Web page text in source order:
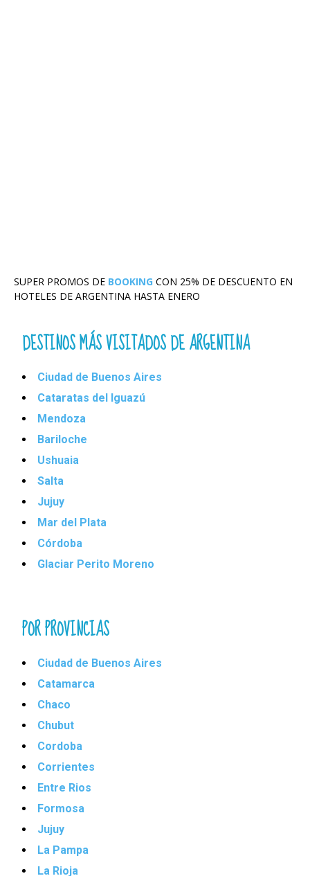
SUPER PROMOS DE BOOKING CON 25% DE DESCUENTO EN
HOTELES DE ARGENTINA HASTA ENERO
DESTINOS MÁS VISITADOS DE ARGENTINA
Ciudad de Buenos Aires
Cataratas del Iguazú
Mendoza
Bariloche
Ushuaia
Salta
Jujuy
Mar del Plata
Córdoba
Glaciar Perito Moreno
POR PROVINCIAS
Ciudad de Buenos Aires
Catamarca
Chaco
Chubut
Cordoba
Corrientes
Entre Rios
Formosa
Jujuy
La Pampa
La Rioja